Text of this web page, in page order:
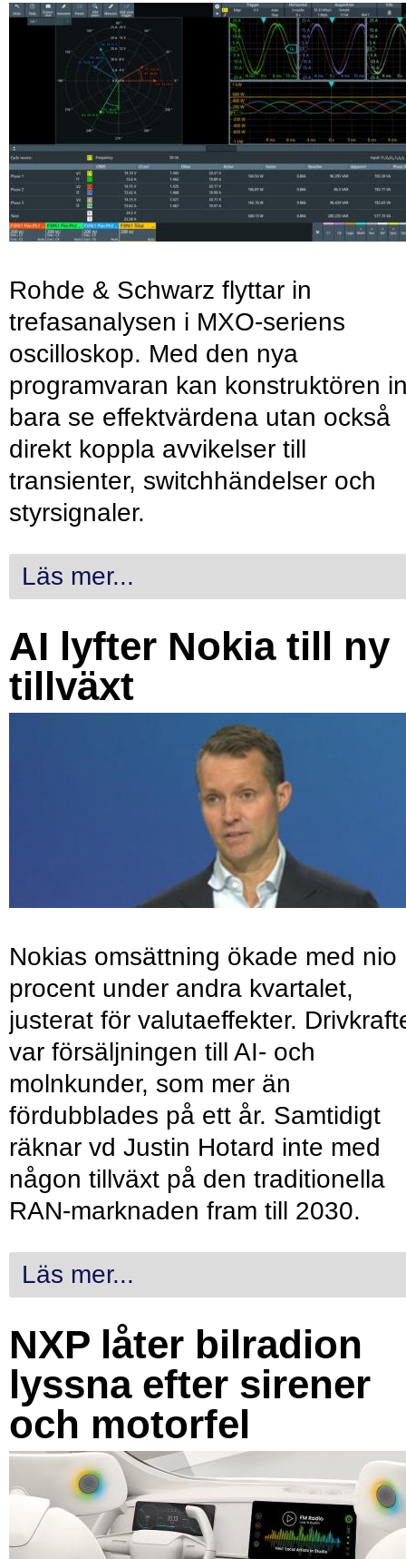
Rohde & Schwarz flyttar in
trefasanalysen i MXO-seriens
oscilloskop. Med den nya
programvaran kan konstruktören
bara se effektvärdena utan också
direkt koppla avvikelser till
transienter, switchhändelser och
styrsignaler.
Läs mer...
AI lyfter Nokia till ny
tillväxt
Nokias omsättning ökade med nio
procent under andra kvartalet,
justerat för valutaeffekter.
var försäljningen till AI- och
molnkunder, som mer än
fördubblades på ett år. Samtidigt
räknar vd Justin Hotard inte med
någon tillväxt på den traditionella
RAN-marknaden fram till 2030.
Läs mer...
NXP låter bilradion
lyssna efter sirener
och motorfel